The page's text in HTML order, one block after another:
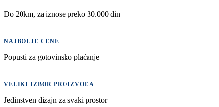
Do 20km, za iznose preko 30.000 din
NAJBOLJE CENE
Popusti za gotovinsko plaćanje
VELIKI IZBOR PROIZVODA
Jedinstven dizajn za svaki prostor